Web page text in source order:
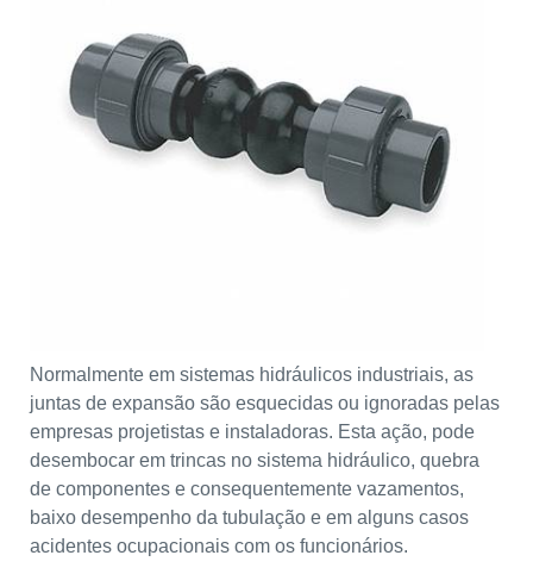
Normalmente em sistemas hidráulicos industriais, as
juntas de expansão são esquecidas ou ignoradas pelas
empresas projetistas e instaladoras. Esta ação, pode
desembocar em trincas no sistema hidráulico, quebra
de componentes e consequentemente vazamentos,
baixo desempenho da tubulação e em alguns casos
acidentes ocupacionais com os funcionários.